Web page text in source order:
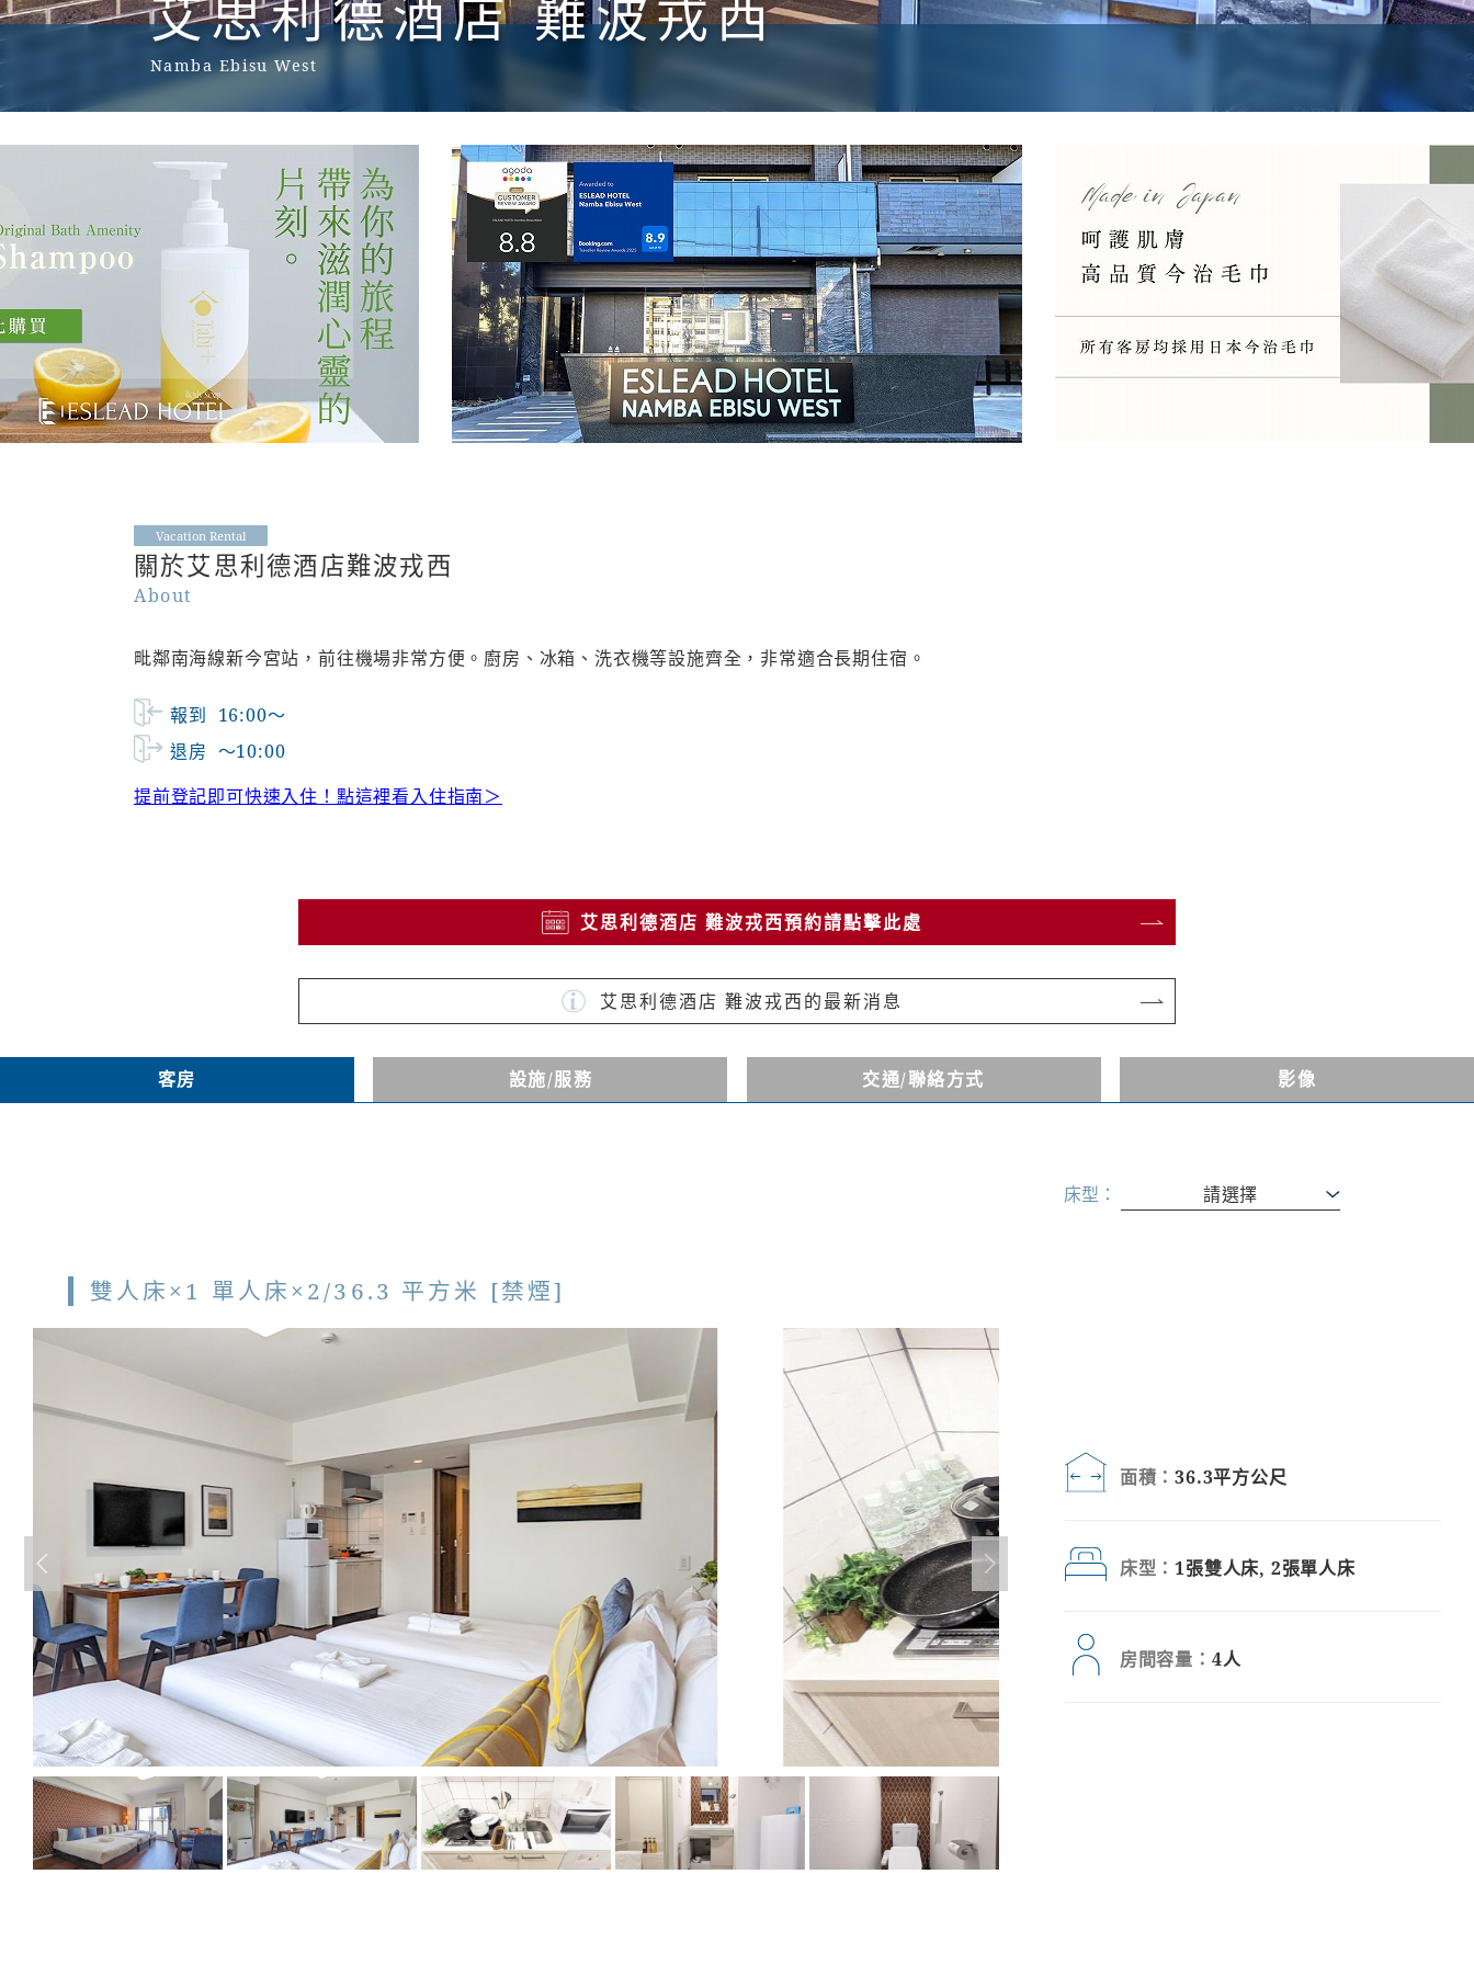
艾思利德酒店 難波戎西
Namba Ebisu West
Vacation Rental
關於艾思利德酒店難波戎西
About
毗鄰南海線新今宮站，前往機場非常方便。廚房、冰箱、洗衣機等設施齊全，非常適合長期住宿。
報到 16:00～
退房 ～10:00
提前登記即可快速入住！點這裡看入住指南＞
艾思利德酒店 難波戎西預約請點擊此處
艾思利德酒店 難波戎西的最新消息
客房 設施/服務 交通/聯絡方式 影像
床型： 請選擇
雙人床×1 單人床×2/36.3 平方米 [禁煙]
面積：36.3平方公尺
床型：1張雙人床, 2張單人床
房間容量： 4人